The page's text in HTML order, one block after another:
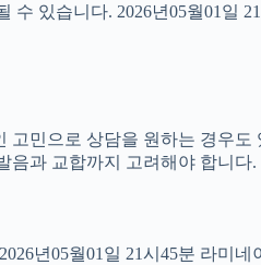
있습니다. 2026년05월01일
민으로 상담을 원하는 경우도
과 교합까지 고려해야 합니다
년05월01일 21시45분 라미네